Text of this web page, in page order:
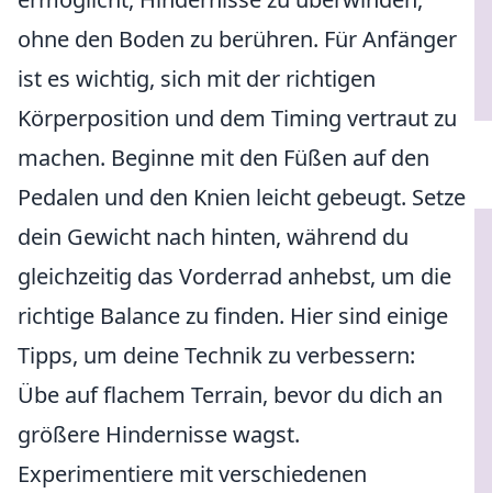
ohne den Boden zu berühren. Für Anfänger
ist es wichtig, sich mit der richtigen
Körperposition und dem Timing vertraut zu
machen. Beginne mit den Füßen auf den
Pedalen und den Knien leicht gebeugt. Setze
dein Gewicht nach hinten, während du
gleichzeitig das Vorderrad anhebst, um die
richtige Balance zu finden. Hier sind einige
Tipps, um deine Technik zu verbessern:
Übe auf flachem Terrain, bevor du dich an
größere Hindernisse wagst.
Experimentiere mit verschiedenen